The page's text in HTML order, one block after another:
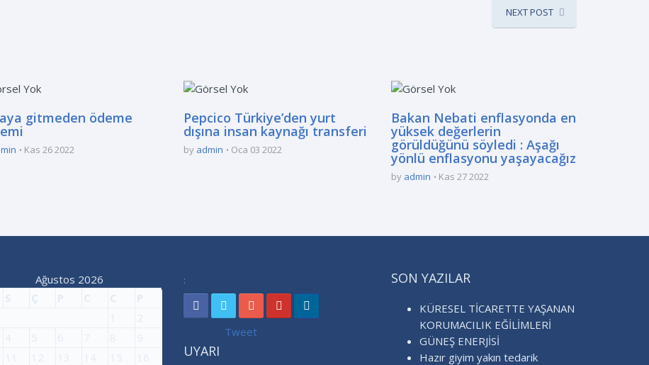
NEXT POST
gitmeden ödeme
Kas 26 2022
Pepcico Türkiye’den yurt
dışına insan kaynağı transferi
by admin Oca 03 2022
Bakan Nebati enflasyonda en
yüksek değerlerin
görüldüğünü söyledi : Aşağı
yönlü enflasyonu yaşayacağız
by admin Kas 27 2022
Ağustos 2026
S Ç P C C
P
1
2
4 5 6 7 8
9
11 12 13 14 15
16
:
Tweet
UYARI
SON YAZILAR
KÜRESEL TİCARETTE YAŞANAN
KORUMACILIK EĞİLİMLERİ
GÜNEŞ ENERJİSİ
Hazır giyim yakın tedarik